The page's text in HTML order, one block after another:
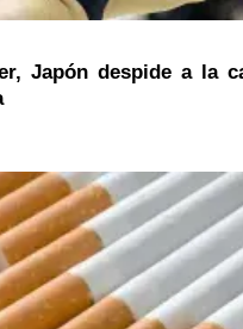
Japón despide a la